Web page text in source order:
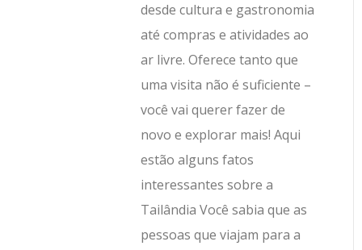
desde cultura e gastronomia
até compras e atividades ao
ar livre. Oferece tanto que
uma visita não é suficiente –
você vai querer fazer de
novo e explorar mais! Aqui
estão alguns fatos
interessantes sobre a
Tailândia Você sabia que as
pessoas que viajam para a